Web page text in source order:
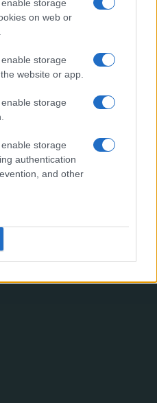
storage
on web or
storage
website or app.
storage
storage
authentication
and other
le strategie green di
urbana e
alternative, riuso, ricarica e
ESG, sostenibilità,